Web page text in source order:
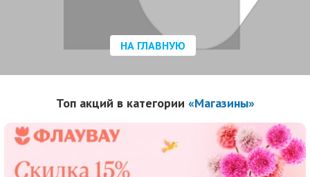
НА ГЛАВНУЮ
Топ акций в категории «Магазины»